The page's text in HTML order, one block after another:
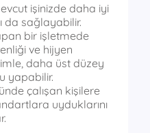
işinizde daha iyi
da sağlayabilir.
bir işletmede
ve hijyen
daha üst düzey
yapabilir.
çalışan kişilere
uyduklarını